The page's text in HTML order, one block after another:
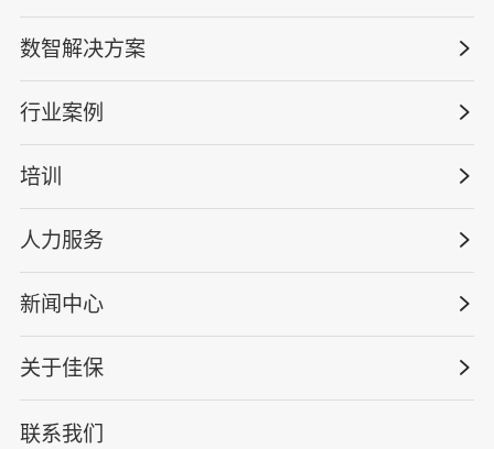
联系我们
数智安全科技
安全战略咨询
管理体系建设
安全技能提升
工程安全服务
巡查监督审计
HSE专家服务
数智解决方案
量化安全云
智慧化系统
智能终端
行业案例
政府安全监管
工程建设/地产物业
能源电力
仓储物流
水利水务
核电工程与运营
培训
版权安全课程
行业定制课程
资质与专业技能版权课
国际证书课程
人力服务
高薪岗位
HSE 专家服务
人力资源服务
新闻中心
公司新闻
蛇口安全论坛
关于佳保
公司简介